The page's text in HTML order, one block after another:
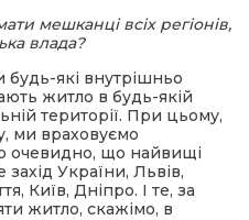
мешканці всіх регіонів,
влада?
які внутрішньо
житло в будь-якій
території. При цьому,
ми враховуємо
очевидно, що найвищі
України, Львів,
Київ, Дніпро. І те, за
житло, скажімо, в